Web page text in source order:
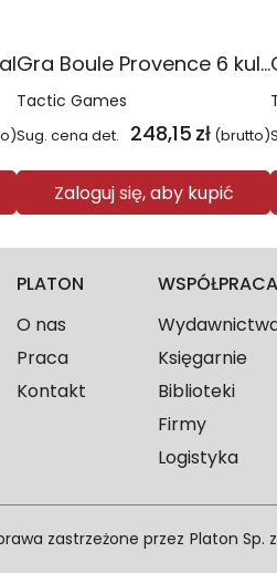
Gra Boule Provence 6 kul w walizce aluminiowej Sunsport
Tactic Games
Sug. cena det. 248,15 zł (brutto)
Zaloguj się, aby kupić
PLATON
O nas
Praca
Kontakt
WSPÓŁPRACA
Księgarnie
Biblioteki
Firmy
Logistyka
zastrzeżone przez Platon Sp.